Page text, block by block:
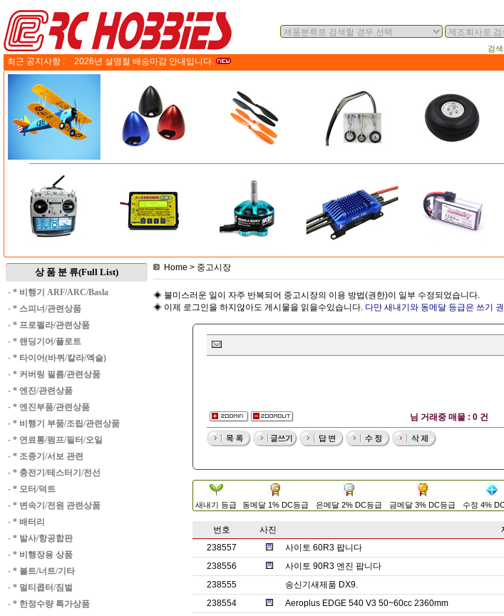
검
최근 공지사항 : 2026년 설명절 배송마감 안내입니다.
상 품 분 류(Full List)
· * 비행기 ARF/ARC/Basla
· * 스피너/관련상품
· * 프로펠라/관련상품
· * 랜딩기어/플로트
· * 타이어(바퀴/칼라/엑슬)
· * 커버링 필름/관련상품
· * 엔진/관련상품
· * 엔진부품/관련상품
· * 비행기 부품/조립/관련상품
· * 연료통/펌프/필터/오일
· * 조종기/서보 관련
· * 충전기/테스터기/전선
· * 모터/덕트
· * 변속기/전원 관련상품
· * 배터리
· * 발사/항공합판
· * 비행장용 상품
· * 볼트/너트/기타
· * 멀티콥터/짐벌
· * 한정수량 특가상품
Home > 중고시장
◈ 불미스러운 일이 자주 반복되어 중고시장의 이용 방법(권한)이 일부 수정되었습니다.
◈ 이제 로그인을 하지않아도 게시물을 읽을수있습니다. 다만 새내기와 동메달 등급은 쓰기
님 거래중 매물 : 0 건
새내기 등급 동메달 1% DC등급 은메달 2% DC등급 금메달 3% DC등급 수정 4%
번호 사진
238557
사이토 60R3 팝니다
238556
사이토 90R3 엔진 팝니다
238555
송신기새제품 DX9.
238554
Aeroplus EDGE 540 V3 50~60cc 2360mm